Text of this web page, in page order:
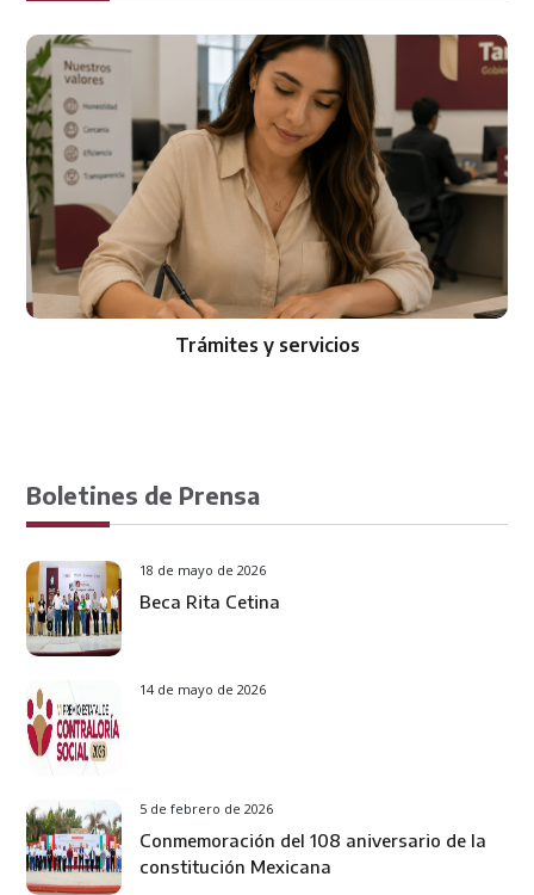
Trámites y servicios
Boletines de Prensa
18 de mayo de 2026
Beca Rita Cetina
14 de mayo de 2026
5 de febrero de 2026
Conmemoración del 108 aniversario de la
constitución Mexicana